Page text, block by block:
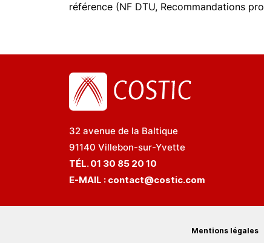
référence (NF DTU, Recommandations
32 avenue de la Baltique
91140 Villebon-sur-Yvette
TÉL. 01 30 85 20 10
E-MAIL : contact@costic.com
Mentions légales